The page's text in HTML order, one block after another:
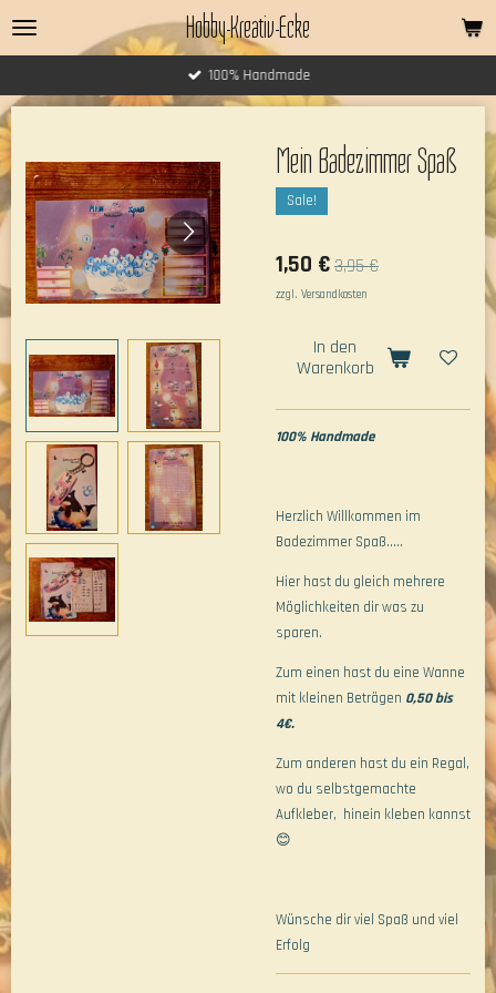
Zum
Hauptinhalt
Hobby-Kreativ-Ecke
100% Handmade
Mein Badezimmer Spaß
Sale!
1,50 €3,95 €
zzgl. Versandkosten
In den
Warenkorb
100% Handmade
Herzlich Willkommen im
Badezimmer Spaß.....
Hier hast du gleich mehrere
Möglichkeiten dir was zu
sparen.
Zum einen hast du eine Wanne
mit kleinen Beträgen 0,50 bis
4€.
Zum anderen hast du ein Regal,
wo du selbstgemachte
Aufkleber, hinein kleben kannst
😊
Wünsche dir viel Spaß und viel
Erfolg